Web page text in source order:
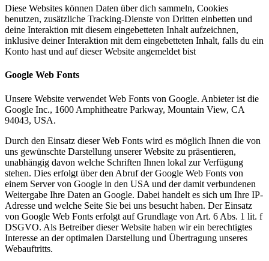
Diese Websites können Daten über dich sammeln, Cookies
benutzen, zusätzliche Tracking-Dienste von Dritten einbetten und
deine Interaktion mit diesem eingebetteten Inhalt aufzeichnen,
inklusive deiner Interaktion mit dem eingebetteten Inhalt, falls du ein
Konto hast und auf dieser Website angemeldet bist
Google Web Fonts
Unsere Website verwendet Web Fonts von Google. Anbieter ist die
Google Inc., 1600 Amphitheatre Parkway, Mountain View, CA
94043, USA.
Durch den Einsatz dieser Web Fonts wird es möglich Ihnen die von
uns gewünschte Darstellung unserer Website zu präsentieren,
unabhängig davon welche Schriften Ihnen lokal zur Verfügung
stehen. Dies erfolgt über den Abruf der Google Web Fonts von
einem Server von Google in den USA und der damit verbundenen
Weitergabe Ihre Daten an Google. Dabei handelt es sich um Ihre IP-
Adresse und welche Seite Sie bei uns besucht haben. Der Einsatz
von Google Web Fonts erfolgt auf Grundlage von Art. 6 Abs. 1 lit. f
DSGVO. Als Betreiber dieser Website haben wir ein berechtigtes
Interesse an der optimalen Darstellung und Übertragung unseres
Webauftritts.